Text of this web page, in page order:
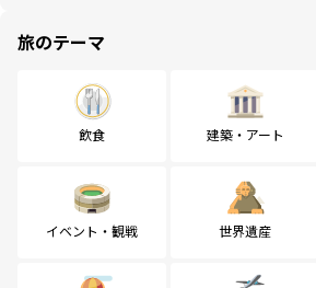
旅のテーマ
飲食 建築・アート
イベント・観戦 世界遺産